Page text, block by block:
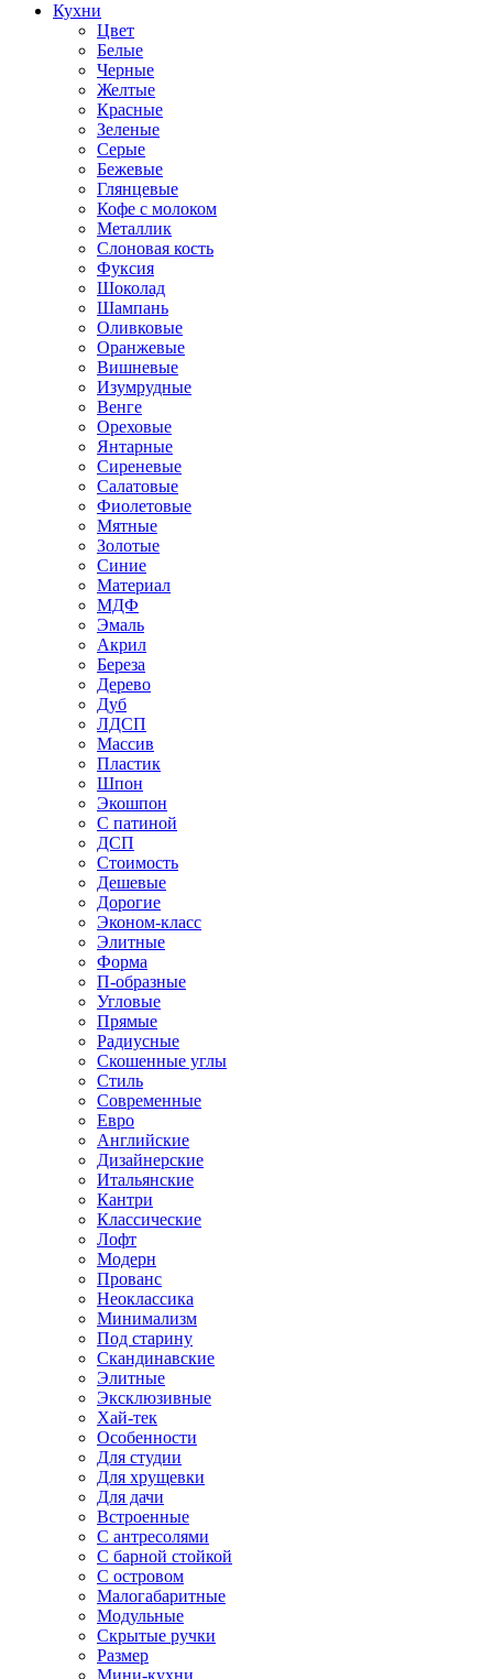
Кухни
Цвет
Белые
Черные
Желтые
Красные
Зеленые
Серые
Бежевые
Глянцевые
Кофе с молоком
Металлик
Слоновая кость
Фуксия
Шоколад
Шампань
Оливковые
Оранжевые
Вишневые
Изумрудные
Венге
Ореховые
Янтарные
Сиреневые
Салатовые
Фиолетовые
Мятные
Золотые
Синие
Материал
МДФ
Эмаль
Акрил
Береза
Дерево
Дуб
ЛДСП
Массив
Пластик
Шпон
Экошпон
С патиной
ДСП
Стоимость
Дешевые
Дорогие
Эконом-класс
Элитные
Форма
П-образные
Угловые
Прямые
Радиусные
Скошенные углы
Стиль
Современные
Евро
Английские
Дизайнерские
Итальянские
Кантри
Классические
Лофт
Модерн
Прованс
Неоклассика
Минимализм
Под старину
Скандинавские
Элитные
Эксклюзивные
Хай-тек
Особенности
Для студии
Для хрущевки
Для дачи
Встроенные
С антресолями
С барной стойкой
С островом
Малогабаритные
Модульные
Скрытые ручки
Размер
Мини-кухни